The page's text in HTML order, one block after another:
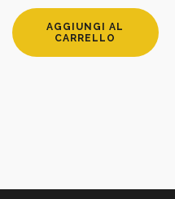
AGGIUNGI AL
CARRELLO